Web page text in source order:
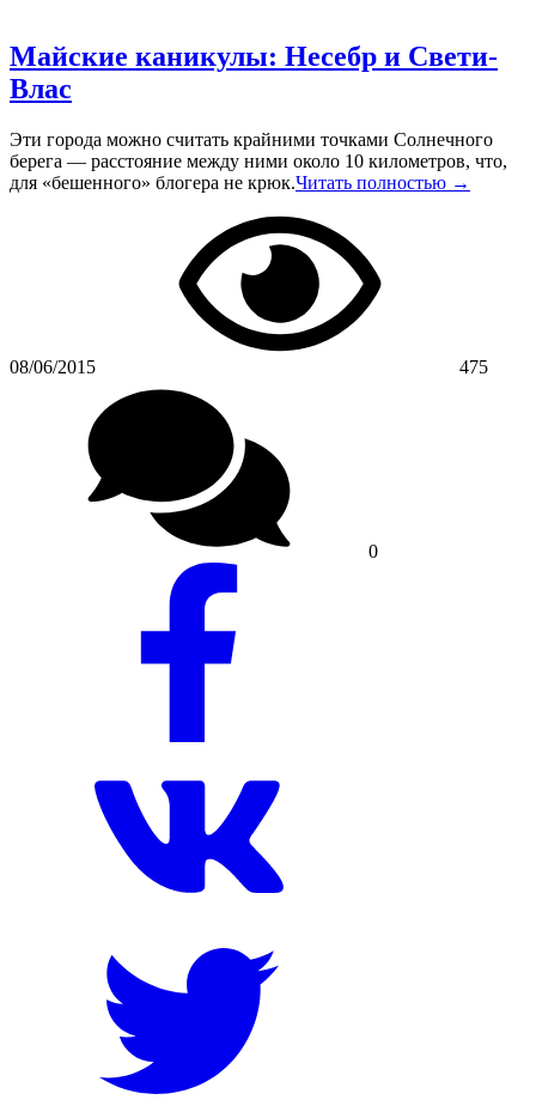
Майские каникулы: Несебр и Свети-
Влас
Эти города можно считать крайними точками Солнечного
берега — расстояние между ними около 10 километров, что,
для «бешенного» блогера не крюк.Читать полностью →
08/06/2015 475
0